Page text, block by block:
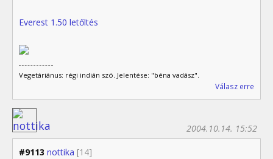
Everest 1.50 letőltés
Vegetáriánus: régi indián szó. Jelentése: "béna vadász".
Válasz erre
#9113 nottika [14]
2004.10.14. 15:52